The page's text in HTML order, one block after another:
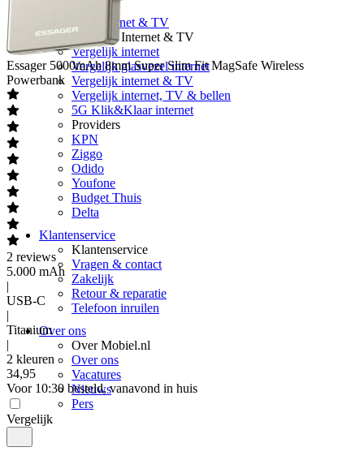
Internet & TV
Alle internet & TV
Vergelijk Internet & TV
Vergelijk internet
Vergelijk glasvezel internet
Vergelijk internet & TV
Vergelijk internet, TV & bellen
5G Klik&Klaar internet
Providers
KPN
Ziggo
Odido
Youfone
Budget Thuis
Delta
Klantenservice
Klantenservice
Vragen & contact
Zakelijk
Retour & reparatie
Telefoon inruilen
Over ons
Over Mobiel.nl
Over ons
Vacatures
Nieuws
Pers
Essager 5000mAh 8mm Super Slim Fit MagSafe Wireless
Powerbank
2 reviews
5.000 mAh
|
USB-C
|
Titanium
|
2 kleuren
34,95
Voor 10:30 besteld, vanavond in huis
Vergelijk